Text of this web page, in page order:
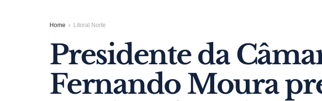
Home Litoral Norte
Presidente da
Fernando Moura